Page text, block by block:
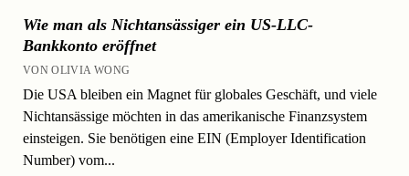
Wie man als Nichtansässiger ein US-LLC-
Bankkonto eröffnet
VON OLIVIA WONG
Die USA bleiben ein Magnet für globales Geschäft, und viele
Nichtansässige möchten in das amerikanische Finanzsystem
einsteigen. Sie benötigen eine EIN (Employer Identification
Number) vom...